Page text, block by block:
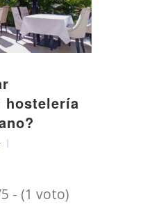
hostelería
- (1 voto)